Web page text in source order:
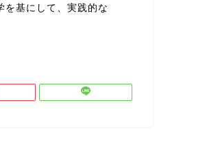
を基にして、実践的な